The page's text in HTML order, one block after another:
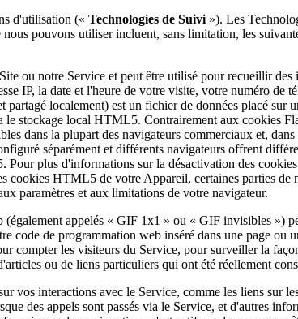
d'utilisation (« Technologies de Suivi»). Les
pouvons utiliser incluent, sans limitation, les
ou notre Service et peut être utilisé pour recueillir
IP, la date et l'heure de votre visite, votre numéro de
localement) est un fichier de données placé
stockage local HTML5. Contrairement aux cookies
dans la plupart des navigateurs commerciaux et,
séparément et différents navigateurs offrent
plus d'informations sur la désactivation des
HTML5 de votre Appareil, certaines parties de
paramètres et aux limitations de votre navigateur.
appelés « GIF 1x1 » ou « GIF invisibles »)
code de programmation web inséré dans une page ou
compter les visiteurs du Service, pour surveiller la
ou de liens particuliers qui ont été réellement
interactions avec le Service, comme les liens sur
des appels sont passés via le Service, et d'autres